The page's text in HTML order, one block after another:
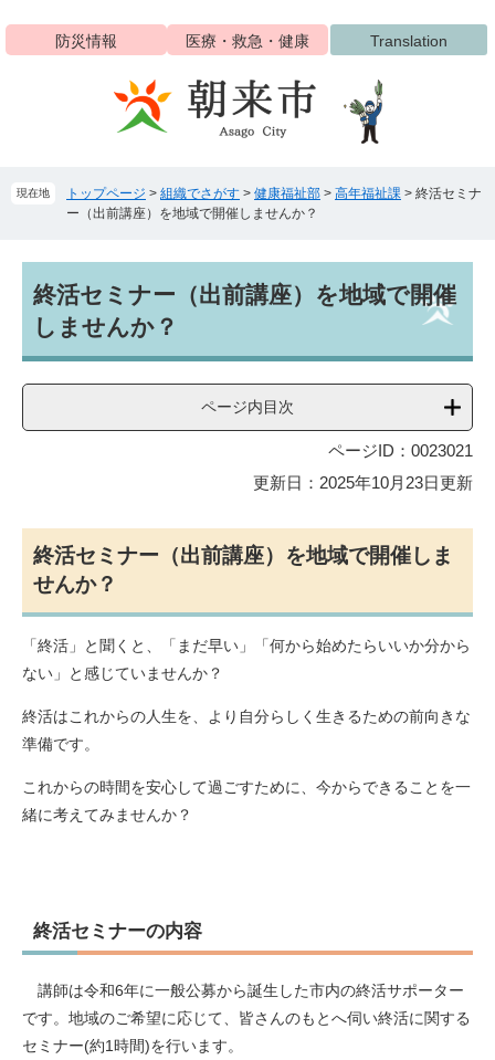
ジ
ュ
防災情報 医療・救急・健康 Translation
現在地 トップページ > 組織でさがす > 健康福祉部 > 高年福祉課 > 終活セミナ
ー（出前講座）を地域で開催しませんか？
文終活セミナー（出前講座）を地域で開催
しませんか？
ページ内目次
ページID：0023021
更新日：2025年10月23日更新
終活セミナー（出前講座）を地域で開催しま
せんか？
「終活」と聞くと、「まだ早い」「何から始めたらいいか分から
ない」と感じていませんか？
終活はこれからの人生を、より自分らしく生きるための前向きな
準備です。
これからの時間を安心して過ごすために、今からできることを一
緒に考えてみませんか？
終活セミナーの内容
講師は令和6年に一般公募から誕生した市内の終活サポーター
です。地域のご希望に応じて、皆さんのもとへ伺い終活に関する
セミナー(約1時間)を行います。